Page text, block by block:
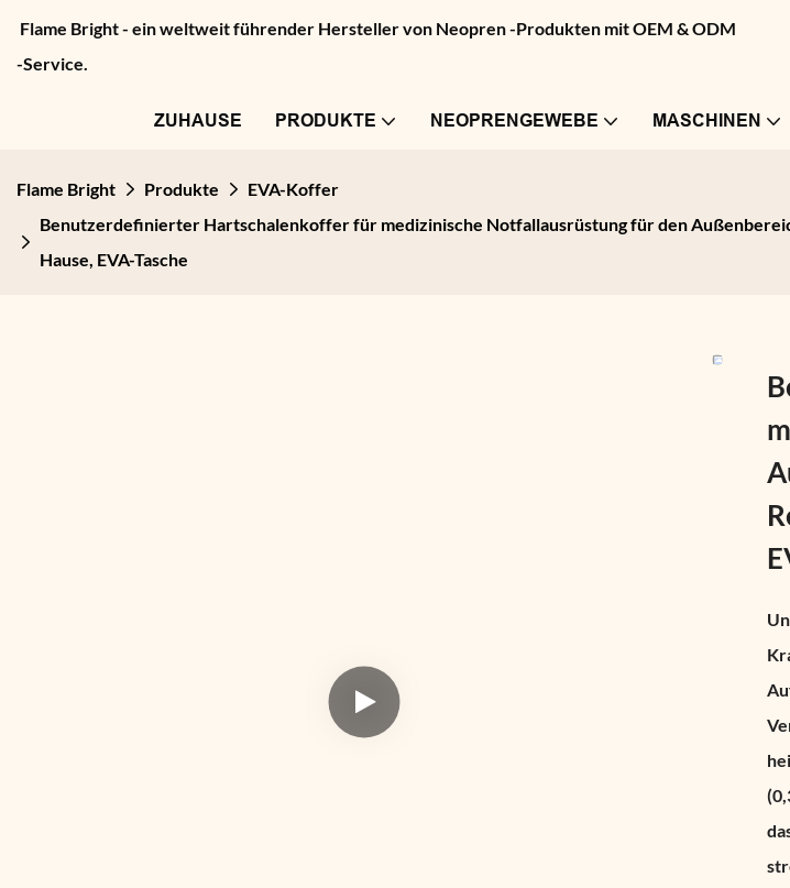
Flame Bright - ein weltweit führender Hersteller von Neopren -Produkten mit OEM & ODM
-Service.
ZUHAUSE PRODUKTE NEOPRENGEWEBE MASCHINEN
Flame Bright Produkte
EVA-Koffer
Benutzerdefinierter Hartschalenkoffer für medizinische Notfallausrüstung für den
Hause, EVA-Tasche